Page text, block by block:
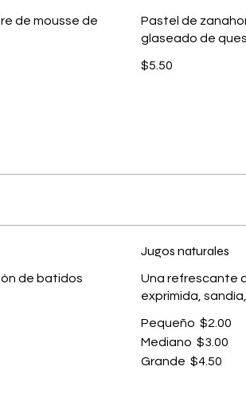
de mousse de
Pastel de
glaseado de
$5.50
de batidos
Jugos naturales
Una refrescante
exprimida,
Pequeño $2.00
Mediano $3.00
Grande $4.50